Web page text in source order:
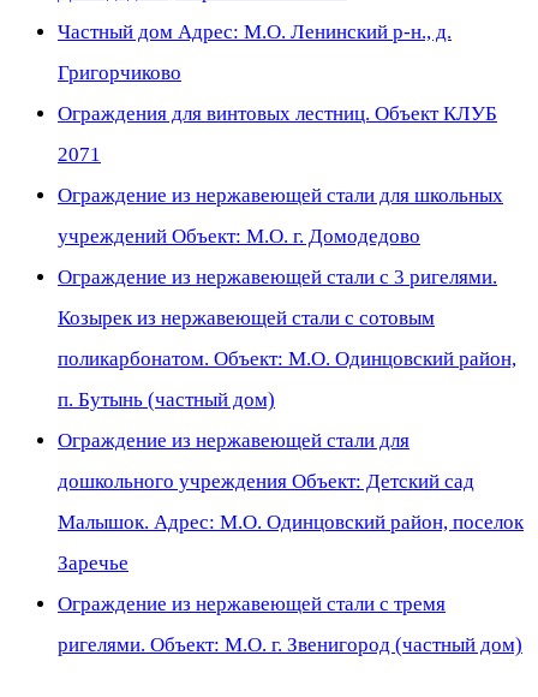
Частный дом Адрес: М.О. Ленинский р-н., д.
Григорчиково
Ограждения для винтовых лестниц. Объект КЛУБ
2071
Ограждение из нержавеющей стали для школьных
учреждений Объект: М.О. г. Домодедово
Ограждение из нержавеющей стали с 3 ригелями.
Козырек из нержавеющей стали с сотовым
поликарбонатом. Объект: М.О. Одинцовский район,
п. Бутынь (частный дом)
Ограждение из нержавеющей стали для
дошкольного учреждения Объект: Детский сад
Малышок. Адрес: М.О. Одинцовский район, поселок
Заречье
Ограждение из нержавеющей стали с тремя
ригелями. Объект: М.О. г. Звенигород (частный дом)